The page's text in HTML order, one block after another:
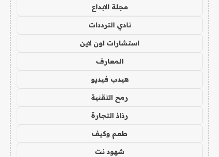
مجلة الابداع
نادي الترددات
استشارات اون لاين
المعارف
هيدب فيديو
رمح التقنية
رذاذ التجارة
طعم وكيف
شهود نت